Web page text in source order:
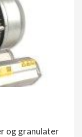
og granulater